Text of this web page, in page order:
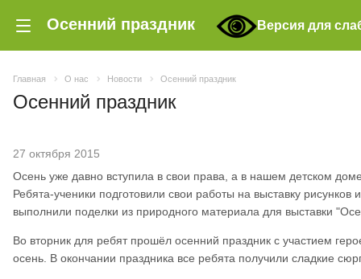
Осенний праздник Версия для
Главная О нас Новости Осенний праздник
Осенний праздник
27 октября 2015
Осень уже давно вступила в свои права, а в нашем детском
Ребята-ученики подготовили свои работы на выставку
выполнили поделки из природного материала для выставки
Во вторник для ребят прошёл осенний праздник с участием
осень. В окончании праздника все ребята получили сладкие